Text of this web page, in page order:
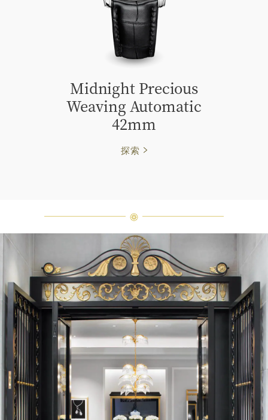
Midnight Precious
Weaving Automatic
42mm
探索